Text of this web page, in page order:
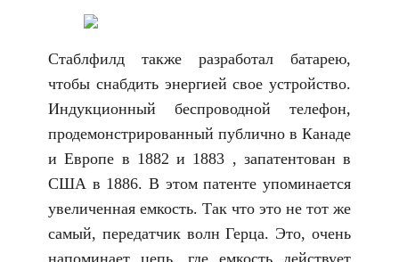
Стаблфилд также разработал батарею,
чтобы снабдить энергией свое устройство.
Индукционный беспроводной телефон,
продемонстрированный публично в Канаде
и Европе в 1882 и 1883 , запатентован в
США в 1886. В этом патенте упоминается
увеличенная емкость. Так что это не тот же
самый, передатчик волн Герца. Это, очень
напоминает цепь, где емкость действует